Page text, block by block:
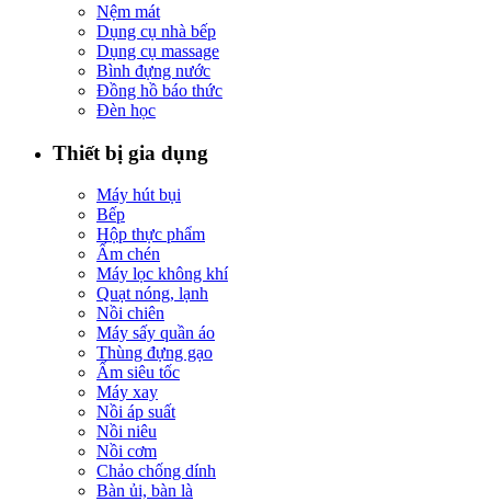
Nệm mát
Dụng cụ nhà bếp
Dụng cụ massage
Bình đựng nước
Đồng hồ báo thức
Đèn học
Thiết bị gia dụng
Máy hút bụi
Bếp
Hộp thực phẩm
Ấm chén
Máy lọc không khí
Quạt nóng, lạnh
Nồi chiên
Máy sấy quần áo
Thùng đựng gạo
Ấm siêu tốc
Máy xay
Nồi áp suất
Nồi niêu
Nồi cơm
Chảo chống dính
Bàn ủi, bàn là